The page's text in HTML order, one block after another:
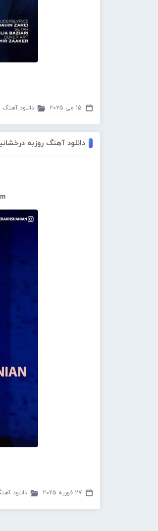
15 می 2025 دانلود آهنگ
دانلود آهنگ روزبه
27 فوریه 2025 دانلود